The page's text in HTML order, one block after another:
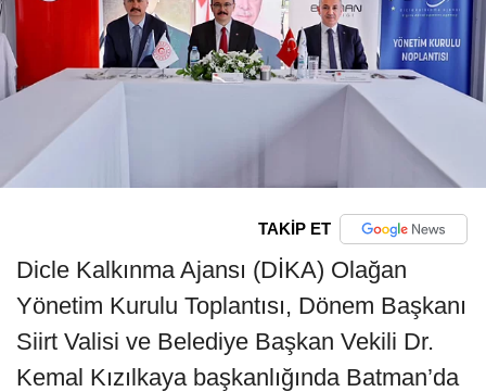
TAKİP ET
Dicle Kalkınma Ajansı (DİKA) Olağan
Yönetim Kurulu Toplantısı, Dönem Başkanı
Siirt Valisi ve Belediye Başkan Vekili Dr.
Kemal Kızılkaya başkanlığında Batman’da